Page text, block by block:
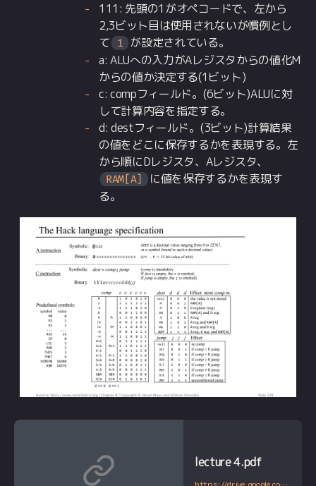
111: 先頭の1がオペコードで、左から
2,3ビット目は使用されないが慣例とし
て 1 が設定されている。
a: ALUへの入力がAレジスタからの値化M
からの値か決定する(1ビット)
c: compフィールド。(6ビット)ALUに対
して計算内容を指定する。
d: destフィールド。(3ビット)計算結果
の値をどこに保存するかを表現する。左
から順にDレジスタ、Aレジスタ、
RAM[A]
に値を保存するかを表現す
る。
lecture 4.pdf